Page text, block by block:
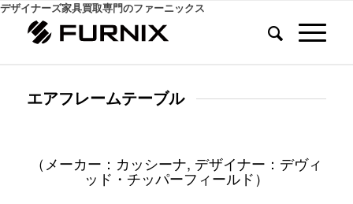
デザイナーズ家具買取専門のファーニックス
エアフレームテーブル
（メーカー：カッシーナ, デザイナー：デヴィ
ッド・チッパーフィールド）